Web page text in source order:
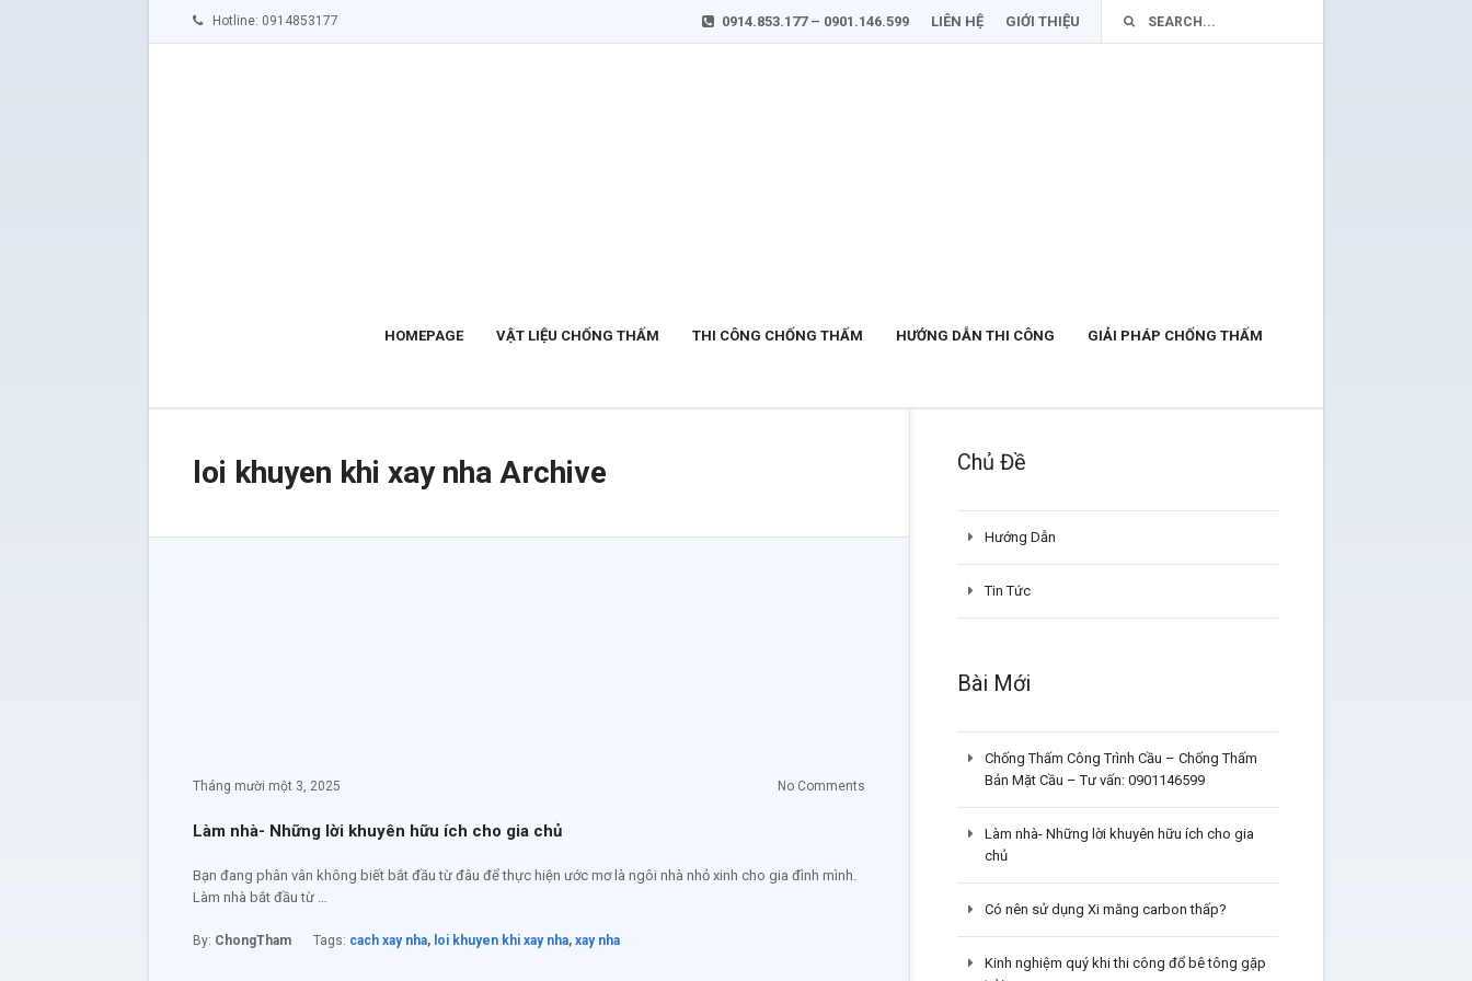
Hotline: 0914853177 0914.853.177 – 0901.146.599 LIÊN HỆ GIỚI THIỆU
HOMEPAGE VẬT LIỆU CHỐNG THẤM THI CÔNG CHỐNG THẤM HƯỚNG DẪN THI CÔNG GIẢI PHÁP CHỐNG THẤM
loi khuyen khi xay nha Archive
Tháng mười một 3, 2025 No Comments
Làm nhà- Những lời khuyên hữu ích cho gia chủ
Bạn đang phân vân không biết bắt đầu từ đâu để thực hiện ước mơ là ngôi nhà nhỏ xinh cho gia đình mình.
Làm nhà bắt đầu từ …
By: ChongTham Tags: cach xay nha, loi khuyen khi xay nha,xay nha
Chủ Đề
Hướng Dẫn
Tin Tức
Bài Mới
Chống Thấm Công Trình Cầu – Chống Thấm
Bản Mặt Cầu – Tư vấn: 0901146599
Làm nhà- Những lời khuyên hữu ích cho gia
chủ
Có nên sử dụng Xi măng carbon thấp?
Kinh nghiệm quý khi thi công đổ bê tông gặp